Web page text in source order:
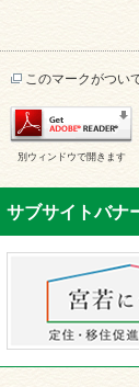
このマークがつい
別ウィンドウで開きます
サブサイトバナ